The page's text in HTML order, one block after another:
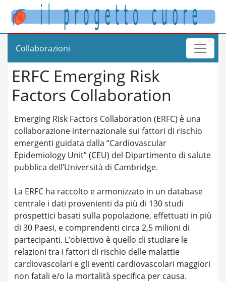
Collaborazioni
ERFC Emerging Risk
Factors Collaboration
Emerging Risk Factors Collaboration (ERFC) è una
collaborazione internazionale sui fattori di rischio
emergenti guidata dalla “Cardiovascular
Epidemiology Unit” (CEU) del Dipartimento di salute
pubblica dell’Università di Cambridge.
La ERFC ha raccolto e armonizzato in un database
centrale i dati provenienti da più di 130 studi
prospettici basati sulla popolazione, effettuati in più
di 30 Paesi, e comprendenti circa 2,5 milioni di
partecipanti. L’obiettivo è quello di studiare le
relazioni tra i fattori di rischio delle malattie
cardiovascolari e gli eventi cardiovascolari maggiori
non fatali e/o la mortalità specifica per causa.